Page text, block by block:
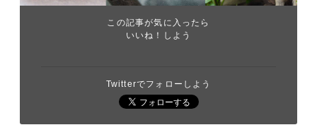
この記事が気に入ったら
いいね！しよう
Twitterでフォローしよう